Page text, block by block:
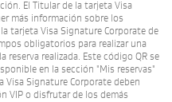
El Titular de la tarjeta Visa
más información sobre los
tarjeta Visa Signature Corporate de
obligatorios para realizar una
reserva realizada. Este código QR se
en la sección "Mis reservas"
Visa Signature Corporate deben
VIP o disfrutar de los demás